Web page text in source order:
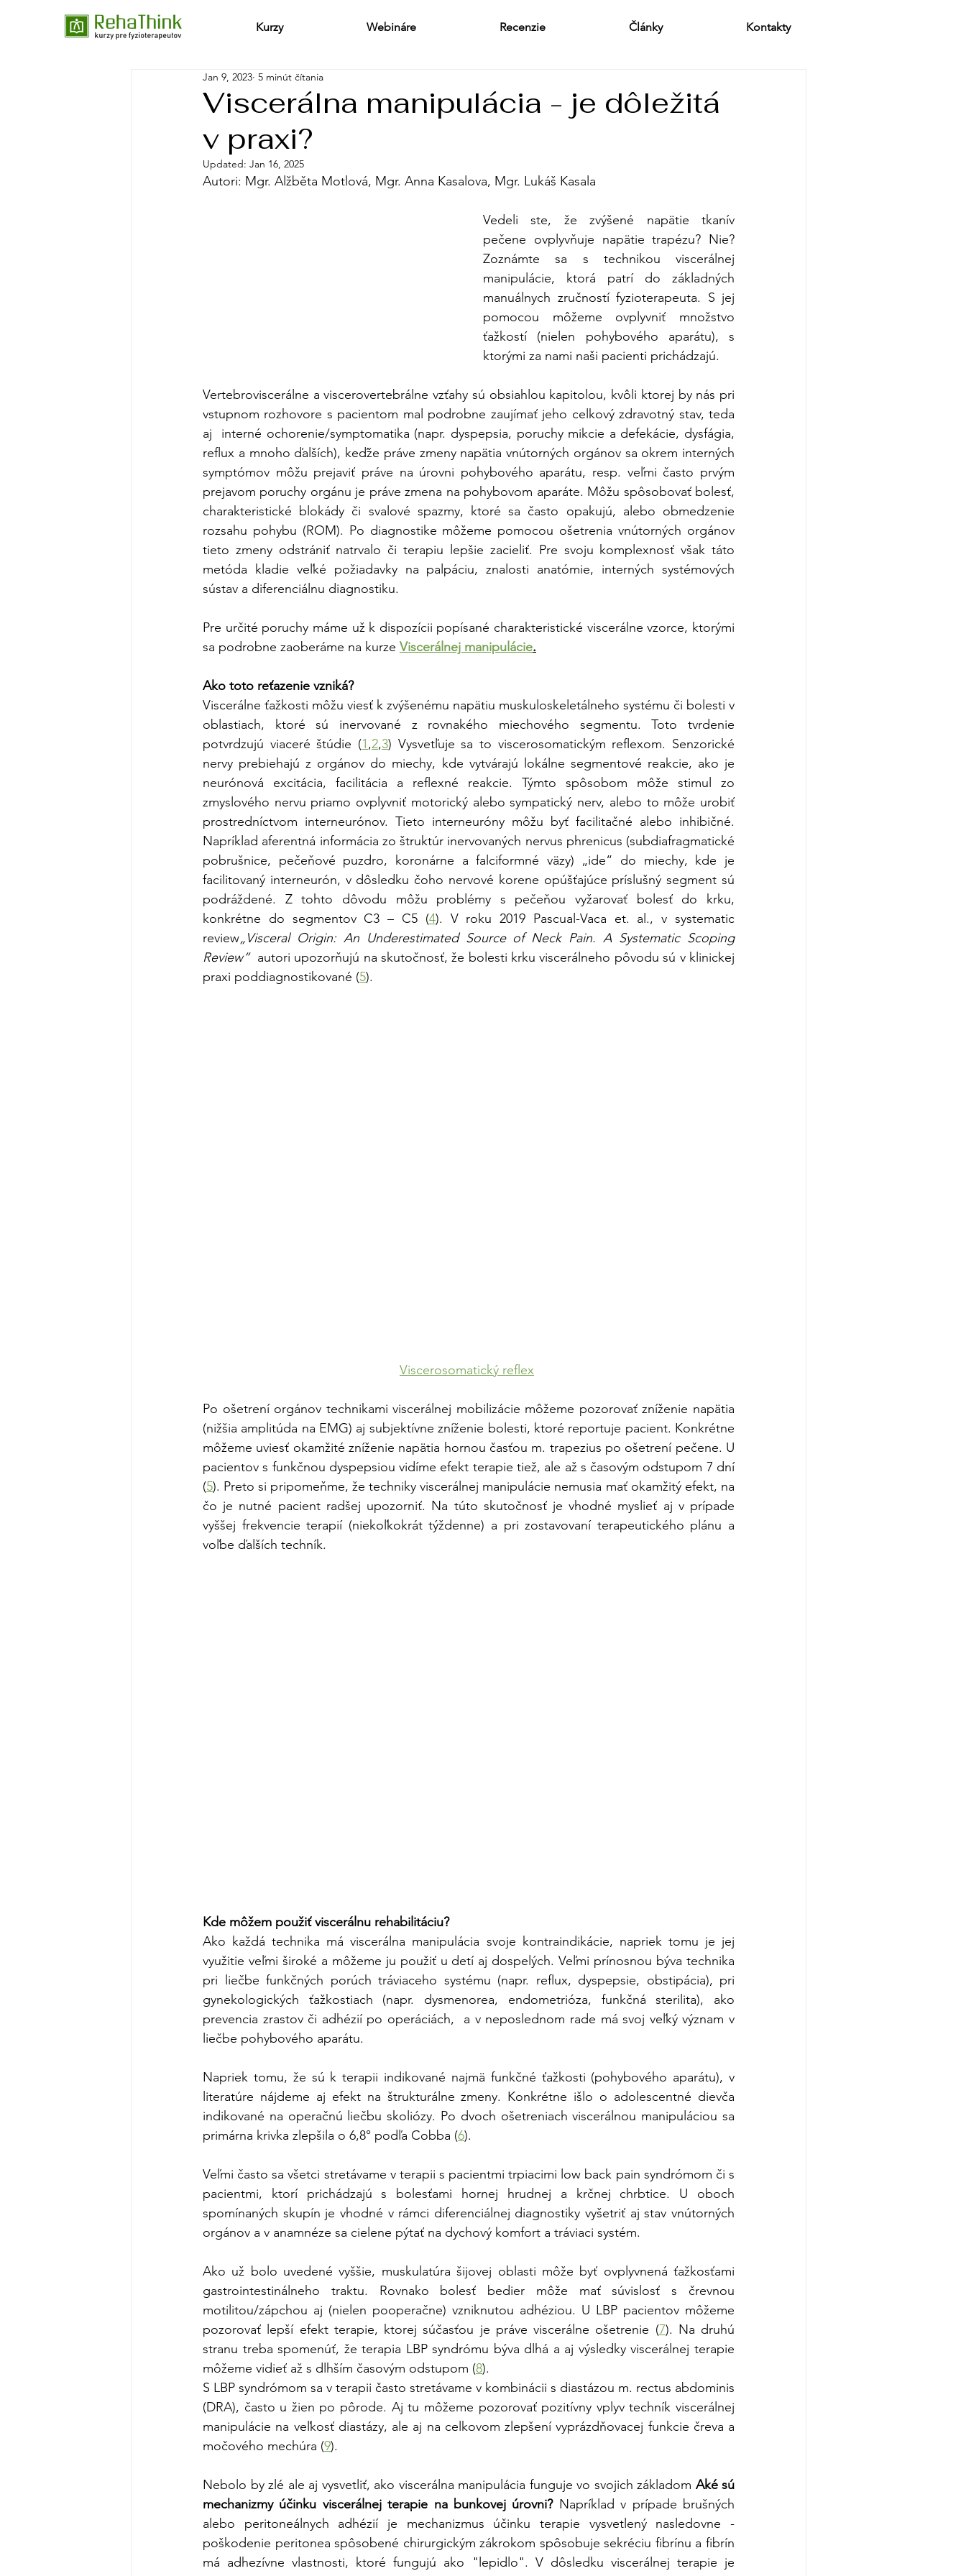
Kurzy Webináre Recenzie Články Kontakty
Viscerálna manipulácia - je dôležitá
v praxi?
Jan 9, 2023 5 minút čítania
Updated: Jan 16, 2025
Autori: Mgr. Alžběta Motlová, Mgr. Anna Kasalova, Mgr. Lukáš Kasala
Vedeli ste, že zvýšené napätie tkanív
pečene ovplyvňuje napätie trapézu? Nie?
Zoznámte sa s technikou viscerálnej
manipulácie, ktorá patrí do základných
manuálnych zručností fyzioterapeuta. S jej
pomocou môžeme ovplyvniť množstvo
ťažkostí (nielen pohybového aparátu), s
ktorými za nami naši pacienti prichádzajú.
Vertebroviscerálne a viscerovertebrálne vzťahy sú obsiahlou kapitolou, kvôli ktorej by nás pri
vstupnom rozhovore s pacientom mal podrobne zaujímať jeho celkový zdravotný stav, teda
aj  interné ochorenie/symptomatika (napr. dyspepsia, poruchy mikcie a defekácie, dysfágia,
reflux a mnoho ďalších), keďže práve zmeny napätia vnútorných orgánov sa okrem interných
symptómov môžu prejaviť práve na úrovni pohybového aparátu, resp. veľmi často prvým
prejavom poruchy orgánu je práve zmena na pohybovom aparáte. Môžu spôsobovať bolesť,
charakteristické blokády či svalové spazmy, ktoré sa často opakujú, alebo obmedzenie
rozsahu pohybu (ROM). Po diagnostike môžeme pomocou ošetrenia vnútorných orgánov
tieto zmeny odstrániť natrvalo či terapiu lepšie zacieliť. Pre svoju komplexnosť však táto
metóda kladie veľké požiadavky na palpáciu, znalosti anatómie, interných systémových
sústav a diferenciálnu diagnostiku.
Pre určité poruchy máme už k dispozícii popísané charakteristické viscerálne vzorce, ktorými
sa podrobne zaoberáme na kurze Viscerálnej manipulácie.
Ako toto reťazenie vzniká?
Viscerálne ťažkosti môžu viesť k zvýšenému napätiu muskuloskeletálneho systému či bolesti v
oblastiach, ktoré sú inervované z rovnakého miechového segmentu. Toto tvrdenie
potvrdzujú viaceré štúdie (1,2,3) Vysvetľuje sa to viscerosomatickým reflexom. Senzorické
nervy prebiehajú z orgánov do miechy, kde vytvárajú lokálne segmentové reakcie, ako je
neurónová excitácia, facilitácia a reflexné reakcie. Týmto spôsobom môže stimul zo
zmyslového nervu priamo ovplyvniť motorický alebo sympatický nerv, alebo to môže urobiť
prostredníctvom interneurónov. Tieto interneuróny môžu byť facilitačné alebo inhibičné.
Napríklad aferentná informácia zo štruktúr inervovaných nervus phrenicus (subdiafragmatické
pobrušnice, pečeňové puzdro, koronárne a falciformné väzy) „ide“ do miechy, kde je
facilitovaný interneurón, v dôsledku čoho nervové korene opúšťajúce príslušný segment sú
podráždené. Z tohto dôvodu môžu problémy s pečeňou vyžarovať bolesť do krku,
konkrétne do segmentov C3 – C5 (4). V roku 2019 Pascual-Vaca et. al., v systematic
review„Visceral Origin: An Underestimated Source of Neck Pain. A Systematic Scoping
Review“ autori upozorňujú na skutočnosť, že bolesti krku viscerálneho pôvodu sú v klinickej
praxi poddiagnostikované (5).
Viscerosomatický reflex
Po ošetrení orgánov technikami viscerálnej mobilizácie môžeme pozorovať zníženie napätia
(nižšia amplitúda na EMG) aj subjektívne zníženie bolesti, ktoré reportuje pacient. Konkrétne
môžeme uviesť okamžité zníženie napätia hornou časťou m. trapezius po ošetrení pečene. U
pacientov s funkčnou dyspepsiou vidíme efekt terapie tiež, ale až s časovým odstupom 7 dní
(5). Preto si pripomeňme, že techniky viscerálnej manipulácie nemusia mať okamžitý efekt, na
čo je nutné pacient radšej upozorniť. Na túto skutočnosť je vhodné myslieť aj v prípade
vyššej frekvencie terapií (niekoľkokrát týždenne) a pri zostavovaní terapeutického plánu a
voľbe ďalších techník.
Kde môžem použiť viscerálnu rehabilitáciu?
Ako každá technika má viscerálna manipulácia svoje kontraindikácie, napriek tomu je jej
využitie veľmi široké a môžeme ju použiť u detí aj dospelých. Veľmi prínosnou býva technika
pri liečbe funkčných porúch tráviaceho systému (napr. reflux, dyspepsie, obstipácia), pri
gynekologických ťažkostiach (napr. dysmenorea, endometrióza, funkčná sterilita), ako
prevencia zrastov či adhézií po operáciách,  a v neposlednom rade má svoj veľký význam v
liečbe pohybového aparátu.
Napriek tomu, že sú k terapii indikované najmä funkčné ťažkosti (pohybového aparátu), v
literatúre nájdeme aj efekt na štrukturálne zmeny. Konkrétne išlo o adolescentné dievča
indikované na operačnú liečbu skoliózy. Po dvoch ošetreniach viscerálnou manipuláciou sa
primárna krivka zlepšila o 6,8° podľa Cobba (6).
Veľmi často sa všetci stretávame v terapii s pacientmi trpiacimi low back pain syndrómom či s
pacientmi, ktorí prichádzajú s bolesťami hornej hrudnej a krčnej chrbtice. U oboch
spomínaných skupín je vhodné v rámci diferenciálnej diagnostiky vyšetriť aj stav vnútorných
orgánov a v anamnéze sa cielene pýtať na dychový komfort a tráviaci systém.
Ako už bolo uvedené vyššie, muskulatúra šijovej oblasti môže byť ovplyvnená ťažkosťami
gastrointestinálneho traktu. Rovnako bolesť bedier môže mať súvislosť s črevnou
motilitou/zápchou aj (nielen pooperačne) vzniknutou adhéziou. U LBP pacientov môžeme
pozorovať lepší efekt terapie, ktorej súčasťou je práve viscerálne ošetrenie (7). Na druhú
stranu treba spomenúť, že terapia LBP syndrómu býva dlhá a aj výsledky viscerálnej terapie
môžeme vidieť až s dlhším časovým odstupom (8).
S LBP syndrómom sa v terapii často stretávame v kombinácii s diastázou m. rectus abdominis
(DRA), často u žien po pôrode. Aj tu môžeme pozorovať pozitívny vplyv techník viscerálnej
manipulácie na veľkosť diastázy, ale aj na celkovom zlepšení vyprázdňovacej funkcie čreva a
močového mechúra (9).
Nebolo by zlé ale aj vysvetliť, ako viscerálna manipulácia funguje vo svojich základom Aké sú
mechanizmy účinku viscerálnej terapie na bunkovej úrovni? Napríklad v prípade brušných
alebo peritoneálnych adhézií je mechanizmus účinku terapie vysvetlený nasledovne -
poškodenie peritonea spôsobené chirurgickým zákrokom spôsobuje sekréciu fibrínu a fibrín
má adhezívne vlastnosti, ktoré fungujú ako "lepidlo". V dôsledku viscerálnej terapie je